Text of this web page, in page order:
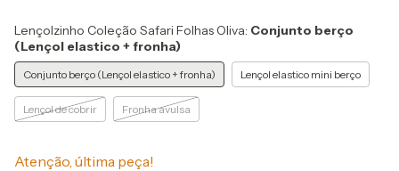
Lençolzinho Coleção Safari Folhas Oliva: Conjunto berço
(Lençol elastico + fronha)
Conjunto berço (Lençol elastico + fronha) Lençol elastico mini berço
Lençol de cobrir Fronha avulsa
Atenção, última peça!